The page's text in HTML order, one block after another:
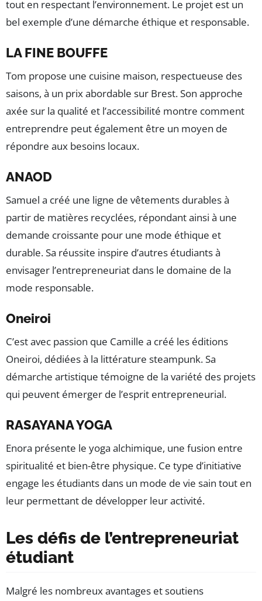
tout en respectant l’environnement. Le projet est un
bel exemple d’une démarche éthique et responsable.
LA FINE BOUFFE
Tom propose une cuisine maison, respectueuse des
saisons, à un prix abordable sur Brest. Son approche
axée sur la qualité et l’accessibilité montre comment
entreprendre peut également être un moyen de
répondre aux besoins locaux.
ANAOD
Samuel a créé une ligne de vêtements durables à
partir de matières recyclées, répondant ainsi à une
demande croissante pour une mode éthique et
durable. Sa réussite inspire d’autres étudiants à
envisager l’entrepreneuriat dans le domaine de la
mode responsable.
Oneiroi
C’est avec passion que Camille a créé les éditions
Oneiroi, dédiées à la littérature steampunk. Sa
démarche artistique témoigne de la variété des projets
qui peuvent émerger de l’esprit entrepreneurial.
RASAYANA YOGA
Enora présente le yoga alchimique, une fusion entre
spiritualité et bien-être physique. Ce type d’initiative
engage les étudiants dans un mode de vie sain tout en
leur permettant de développer leur activité.
Les défis de l’entrepreneuriat
étudiant
Malgré les nombreux avantages et soutiens